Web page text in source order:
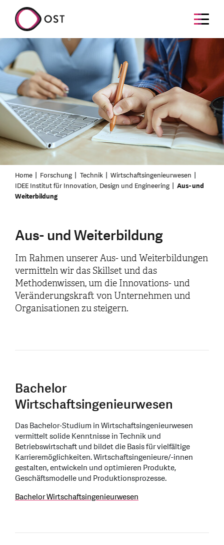
Home Forschung Technik
Wirtschaftsingenieurwesen
IDEE Institut für Innovation, Design und Engineering
Aus- und
Weiterbildung
Aus- und Weiterbildung
Im Rahmen unserer Aus- und Weiterbildungen
vermitteln wir das Skillset und das
Methodenwissen, um die Innovations- und
Veränderungskraft von Unternehmen und
Organisationen zu steigern.
Bachelor
Wirtschaftsingenieurwesen
Das Bachelor-Studium in Wirtschaftsingenieurwesen
vermittelt solide Kenntnisse in Technik und
Betriebswirtschaft und bildet die Basis für vielfältige
Karrieremöglichkeiten. Wirtschaftsingenieure/-innen
gestalten, entwickeln und optimieren Produkte,
Geschäftsmodelle und Produktionsprozesse.
Bachelor Wirtschaftsingenieurwesen